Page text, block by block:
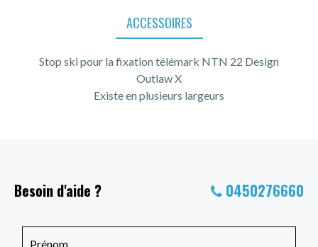
ACCESSOIRES
Stop ski pour la fixation télémark NTN 22 Design
Outlaw X
Existe en plusieurs largeurs
Besoin d'aide ? 0450276660